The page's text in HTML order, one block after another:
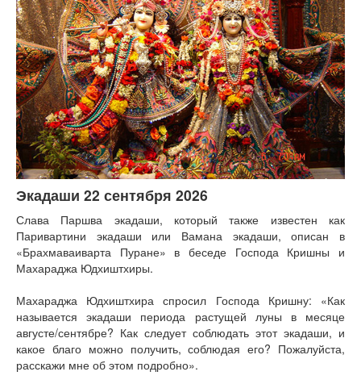
Книги
Аудио
Видео
Контакты
Наши контакты
Помощь Швета Двипе
Экадаши 22 сентября 2026
Слава Паршва экадаши, который также известен как
Паривартини экадаши или Вамана экадаши, описан в
«Брахмаваиварта Пуране» в беседе Господа Кришны и
Махараджа Юдхиштхиры.
Махараджа Юдхиштхира спросил Господа Кришну: «Как
называется экадаши периода растущей луны в месяце
августе/сентябре? Как следует соблюдать этот экадаши, и
какое благо можно получить, соблюдая его? Пожалуйста,
расскажи мне об этом подробно».